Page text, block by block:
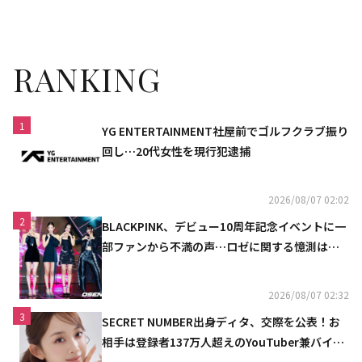
RANKING
1
YG ENTERTAINMENT社屋前でゴルフクラブ振り
回し…20代女性を現行犯逮捕
2026/08/07 02:02
2
BLACKPINK、デビュー10周年記念イベントに一
部ファンから不満の声…ロゼに関する憶測は否
2026/08/07 02:32
3
SECRET NUMBER出身ディタ、交際を公表！お
相手は登録者137万人超えのYouTuber兼バイオ